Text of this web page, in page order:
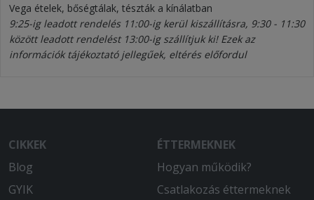
Vega ételek, bőségtálak, tészták a kínálatban
9:25-ig leadott rendelés 11:00-ig kerül kiszállításra, 9:30 - 11:30
között leadott rendelést 13:00-ig szállítjuk ki! Ezek az
információk tájékoztató jellegűek, eltérés előfordul
CIKKEK
Blog
GYIK
ÉTTERMEKNEK
Hogyan működik?
Csatlakozás éttermeknek